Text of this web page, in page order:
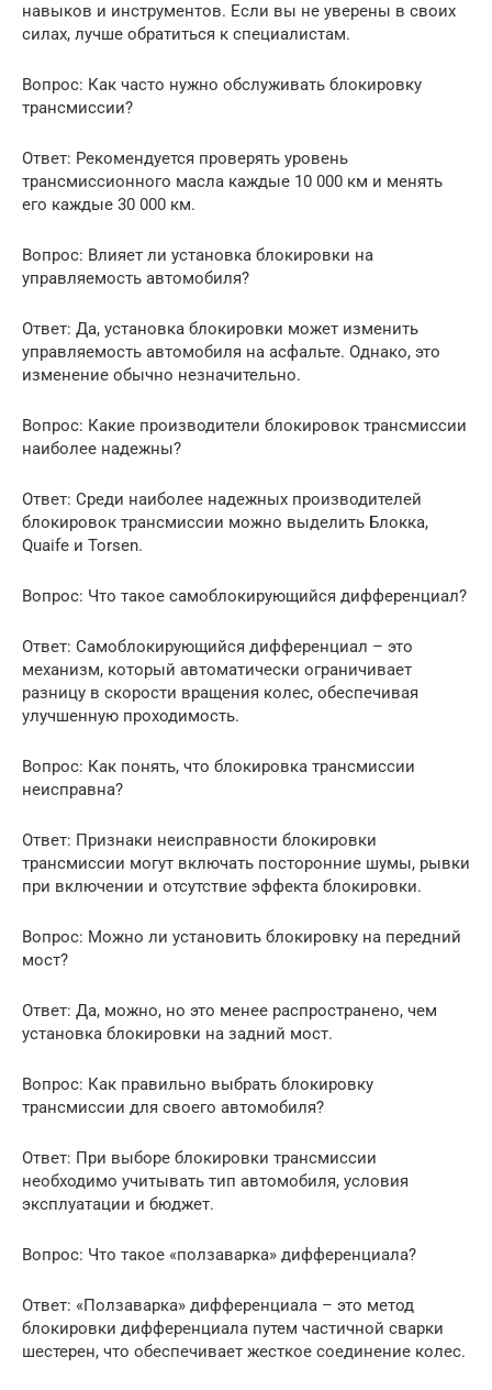
навыков и инструментов. Если вы не уверены в своих
силах, лучше обратиться к специалистам.
Вопрос: Как часто нужно обслуживать блокировку
трансмиссии?
Ответ: Рекомендуется проверять уровень
трансмиссионного масла каждые 10 000 км и менять
его каждые 30 000 км.
Вопрос: Влияет ли установка блокировки на
управляемость автомобиля?
Ответ: Да, установка блокировки может изменить
управляемость автомобиля на асфальте. Однако, это
изменение обычно незначительно.
Вопрос: Какие производители блокировок трансмиссии
наиболее надежны?
Ответ: Среди наиболее надежных производителей
блокировок трансмиссии можно выделить Блокка,
Quaife и Torsen.
Вопрос: Что такое самоблокирующийся дифференциал?
Ответ: Самоблокирующийся дифференциал – это
механизм, который автоматически ограничивает
разницу в скорости вращения колес, обеспечивая
улучшенную проходимость.
Вопрос: Как понять, что блокировка трансмиссии
неисправна?
Ответ: Признаки неисправности блокировки
трансмиссии могут включать посторонние шумы, рывки
при включении и отсутствие эффекта блокировки.
Вопрос: Можно ли установить блокировку на передний
мост?
Ответ: Да, можно, но это менее распространено, чем
установка блокировки на задний мост.
Вопрос: Как правильно выбрать блокировку
трансмиссии для своего автомобиля?
Ответ: При выборе блокировки трансмиссии
необходимо учитывать тип автомобиля, условия
эксплуатации и бюджет.
Вопрос: Что такое «ползаварка» дифференциала?
Ответ: «Ползаварка» дифференциала – это метод
блокировки дифференциала путем частичной сварки
шестерен, что обеспечивает жесткое соединение колес.